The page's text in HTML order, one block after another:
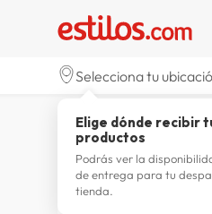
Selecciona tu
Elige dónde recibir
productos
Podrás ver la
de entrega para tu
tienda.
libros
LAPICES
Marca